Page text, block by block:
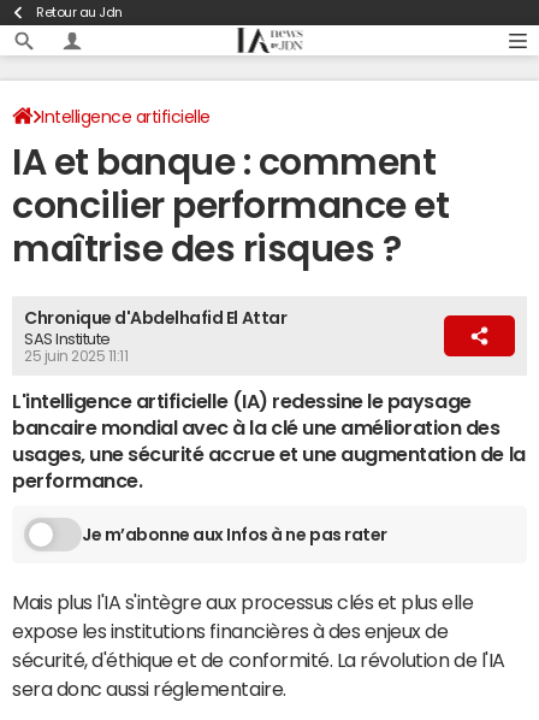
Retour au Jdn
Intelligence artificielle
IA et banque : comment
concilier performance et
maîtrise des risques ?
Chronique d'Abdelhafid El Attar
SAS Institute
25 juin 2025 11:11
L'intelligence artificielle (IA) redessine le paysage
bancaire mondial avec à la clé une amélioration des
usages, une sécurité accrue et une augmentation de la
performance.
Je m’abonne aux Infos à ne pas rater
Mais plus l'IA s'intègre aux processus clés et plus elle
expose les institutions financières à des enjeux de
sécurité, d'éthique et de conformité. La révolution de l'IA
sera donc aussi réglementaire.